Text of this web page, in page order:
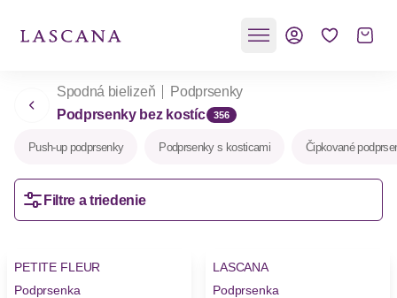
Spodná bielizeň
Podprsenky
Podprsenky bez kostíc
356
Push-up podprsenky Podprsenky s kosticami Čipkované
Filtre a triedenie
PETITE FLEUR
Podprsenka
LASCANA
Podprsenka